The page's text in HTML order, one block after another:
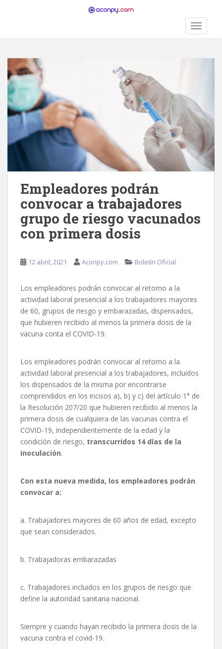
Empleadores podrán
convocar a trabajadores
grupo de riesgo vacunados
con primera dosis
12 abril, 2021 Aconpy.com Boletín Oficial
Los empleadores podrán convocar al retorno a la
actividad laboral presencial a los trabajadores mayores
de 60, grupos de riesgo y embarazadas, dispensados,
que hubieren recibido al menos la primera dosis de la
vacuna conta el COVID-19.
Los empleadores podrán convocar al retorno a la
actividad laboral presencial a los trabajadores, incluidos
los dispensados de la misma por encontrarse
comprendidos en los incisos a), b) y c) del artículo 1° de
la Resolución 207/20 que hubieren recibido al menos la
primera dosis de cualquiera de las vacunas contra el
COVID-19, independientemente de la edad y la
condición de riesgo, transcurridos 14 días de la
inoculación.
Con esta nueva medida, los empleadores podrán
convocar a:
a. Trabajadores mayores de 60 años de edad, excepto
que sean considerados.
b. Trabajadoras embarazadas
c. Trabajadores incluidos en los grupos de riesgo que
define la autoridad sanitaria nacional.
Siempre y cuando hayan recibido la primera dosis de la
vacuna contra el covid-19.